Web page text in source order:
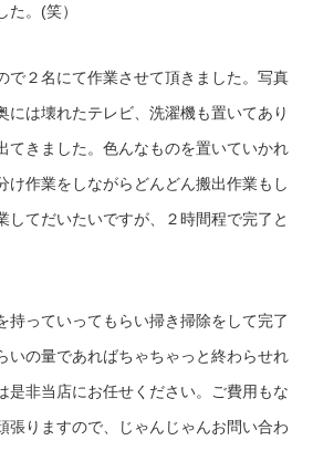
た。(笑）
で２名にて作業させて頂きました。写真
には壊れたテレビ、洗濯機も置いてあり
てきました。色んなものを置いていかれ
け作業をしながらどんどん搬出作業もし
してだいたいですが、２時間程で完了と
持っていってもらい掃き掃除をして完了
いの量であればちゃちゃっと終わらせれ
是非当店にお任せください。ご費用もな
張りますので、じゃんじゃんお問い合わ